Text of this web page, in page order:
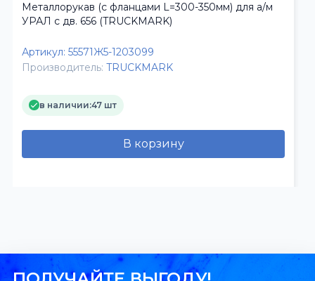
Металлорукав (с фланцами L=300-350мм) для а/м
УРАЛ с дв. 656 (TRUCKMARK)
Артикул: 55571Ж5-1203099
Производитель: TRUCKMARK
в наличии:47 шт
В корзину